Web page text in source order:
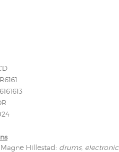
Hillestad: drums,